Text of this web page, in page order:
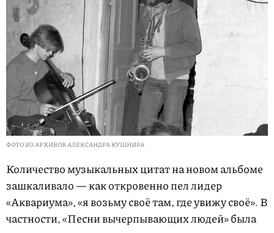
ФОТО ИЗ АРХИВОВ АЛЕКСАНДРА КУШНИРА
Количество музыкальных цитат на новом альбоме
зашкаливало — как откровенно пел лидер
«Аквариума», «я возьму своё там, где увижу своё». В
частности, «Песни вычерпывающих людей» была